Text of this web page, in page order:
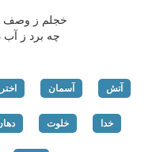
خجلم ز وصف
چه برد ز آب
آتش آسمان اختر
خدا خلوت